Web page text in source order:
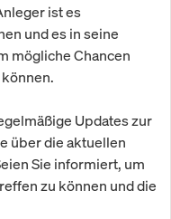
ist es
und es in seine
mögliche Chancen
Updates zur
über die aktuellen
Sie informiert, um
zu können und die